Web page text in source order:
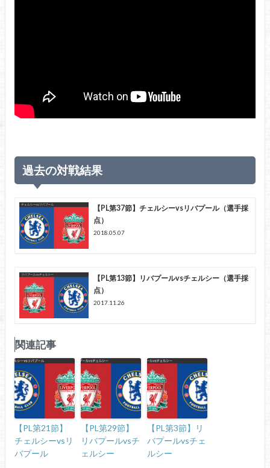
過去の対戦結果
【PL第37節】チェルシーvsリバプール（選手採
点）
2018.05.07
【PL第13節】リバプールvsチェルシー（選手採
点）
2017.11.26
関連記事
【PL第21節】
チェルシーvsリ
バプール
【PL第29節】
リバプールvsチ
ェルシー
【PL第3節】リ
バプールvsチェ
ルシー